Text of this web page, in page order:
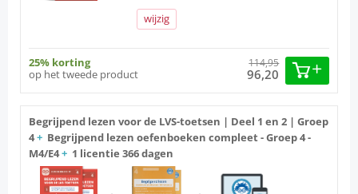
wijzig
25% korting
op het tweede product
114,95
96,20
Begrijpend lezen voor de LVS-toetsen | Deel 1 en 2 | Groep
4+ Begrijpend lezen oefenboeken compleet - Groep 4 -
M4/E4+ 1 licentie 366 dagen